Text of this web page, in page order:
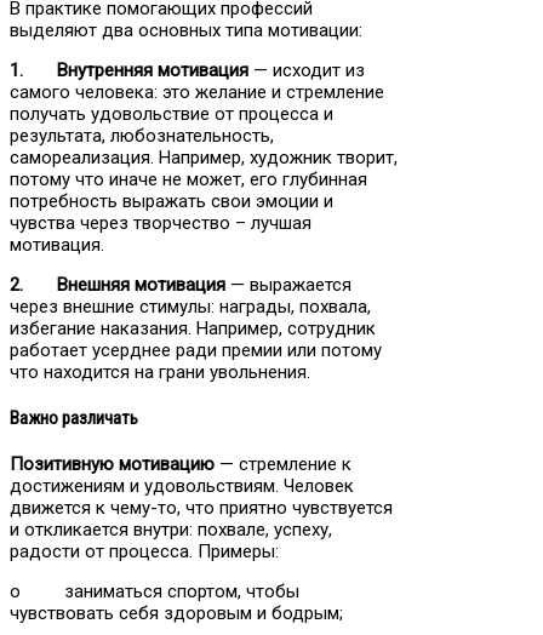
В практике помогающих профессий
выделяют два основных типа мотивации:
1. Внутренняя мотивация — исходит из
самого человека: это желание и стремление
получать удовольствие от процесса и
результата, любознательность,
самореализация. Например, художник творит,
потому что иначе не может, его глубинная
потребность выражать свои эмоции и
чувства через творчество – лучшая
мотивация.
2. Внешняя мотивация — выражается
через внешние стимулы: награды, похвала,
избегание наказания. Например, сотрудник
работает усерднее ради премии или потому
что находится на грани увольнения.
Важно различать
Позитивную мотивацию — стремление к
достижениям и удовольствиям. Человек
движется к чему-то, что приятно чувствуется
и откликается внутри: похвале, успеху,
радости от процесса. Примеры:
o заниматься спортом, чтобы
чувствовать себя здоровым и бодрым;